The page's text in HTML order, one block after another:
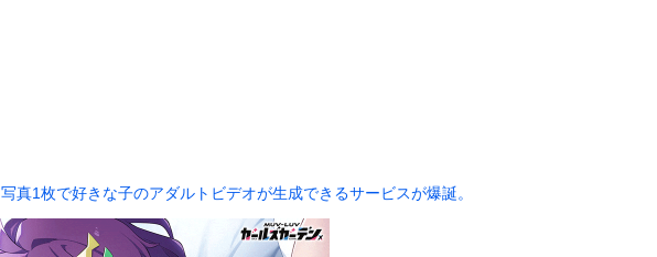
写真1枚で好きな子のアダルトビデオが生成できるサービスが爆誕。